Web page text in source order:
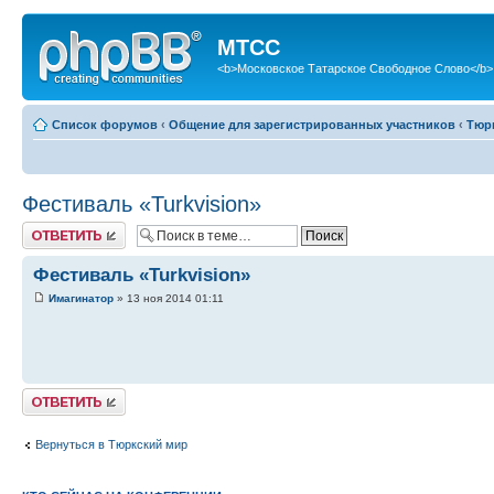
МТСС
<b>Московское Татарское Свободное Слово</b>
Список форумов ‹ Общение для зарегистрированных участников ‹
Фестиваль «Turkvision»
Ответить
Фестиваль «Turkvision»
Имагинатор » 13 ноя 2014 01:11
Ответить
Вернуться в Тюркский мир